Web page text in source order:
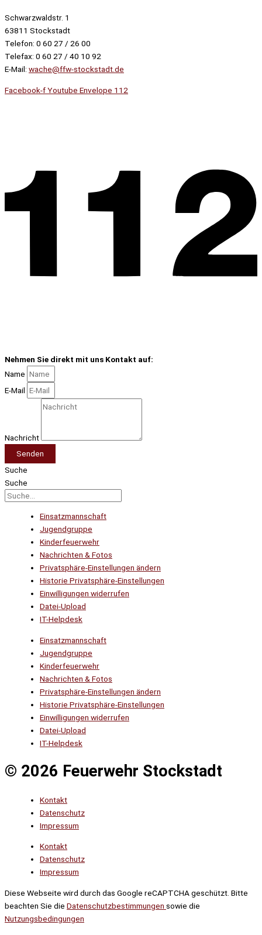
Schwarzwaldstr. 1
63811 Stockstadt
Telefon: 0 60 27 / 26 00
Telefax: 0 60 27 / 40 10 92
E-Mail: wache@ffw-stockstadt.de
Facebook-fYoutube Envelope 112
Nehmen Sie direkt mit uns Kontakt auf:
Name
E-Mail
Nachricht
Senden
Suche
Suche
Einsatzmannschaft
Jugendgruppe
Kinderfeuerwehr
Nachrichten & Fotos
Privatsphäre-Einstellungen ändern
Historie Privatsphäre-Einstellungen
Einwilligungen widerrufen
Datei-Upload
IT-Helpdesk
Einsatzmannschaft
Jugendgruppe
Kinderfeuerwehr
Nachrichten & Fotos
Privatsphäre-Einstellungen ändern
Historie Privatsphäre-Einstellungen
Einwilligungen widerrufen
Datei-Upload
IT-Helpdesk
© 2026 Feuerwehr Stockstadt
Kontakt
Datenschutz
Impressum
Kontakt
Datenschutz
Impressum
Diese Webseite wird durch das Google reCAPTCHA geschützt. Bitte
beachten Sie die Datenschutzbestimmungen sowie die
Nutzungsbedingungen